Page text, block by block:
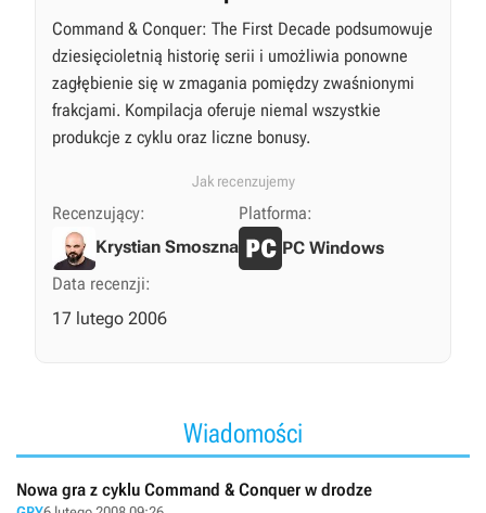
Command & Conquer: The First Decade podsumowuje
dziesięcioletnią historię serii i umożliwia ponowne
zagłębienie się w zmagania pomiędzy zwaśnionymi
frakcjami. Kompilacja oferuje niemal wszystkie
produkcje z cyklu oraz liczne bonusy.
Jak recenzujemy
Recenzujący:
Krystian Smoszna
Platforma:
PC Windows
Data recenzji:
17 lutego 2006
Wiadomości
Nowa gra z cyklu Command & Conquer w drodze